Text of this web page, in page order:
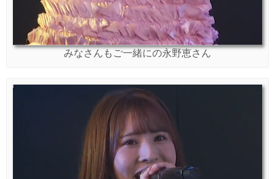
みなさんもご一緒にの永野恵さん